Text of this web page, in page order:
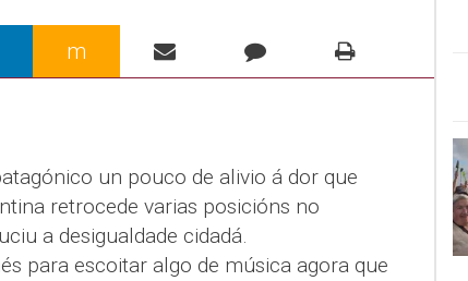
m
un pouco de alivio á dor que
retrocede varias posicións no
a desigualdade cidadá.
para escoitar algo de música agora que